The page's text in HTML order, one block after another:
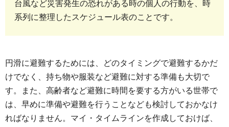
台風など災害発生の恐れがある時の個人の行動を、時
系列に整理したスケジュール表のことです。
円滑に避難するためには、どのタイミングで避難するかだ
けでなく、持ち物や服装など避難に対する準備も大切で
す。また、高齢者など避難に時間を要する方がいる世帯で
は、早めに準備や避難を行うことなども検討しておかなけ
ればなりません。マイ・タイムラインを作成しておけば、